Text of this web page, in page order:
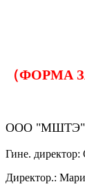
（ФОРМА
ООО "МШТЭ"
Гине.
Директор.: